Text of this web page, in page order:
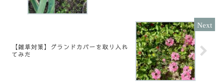
【雑草対策】グランドカバーを取り入れ
てみた